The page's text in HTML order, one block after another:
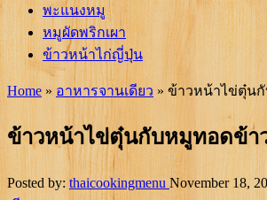
พะแนงหมู
หมูผัดพริกเผา
ข้าวหน้าไก่ญี่ปุ่น
Home » อาหารจานเดียว » ข้าวหน้าไข่ตุ๋น
ข้าวหน้าไข่ตุ๋นกับหมูทอดข้า
Posted by:thaicookingmenu November 18,